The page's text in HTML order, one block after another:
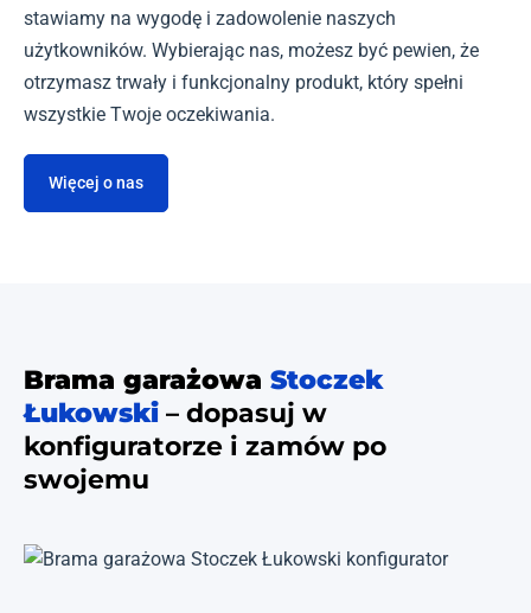
stawiamy na wygodę i zadowolenie naszych
użytkowników. Wybierając nas, możesz być pewien, że
otrzymasz trwały i funkcjonalny produkt, który spełni
wszystkie Twoje oczekiwania.
Więcej o nas
Brama garażowa Stoczek
Łukowski – dopasuj w
konfiguratorze i zamów po
swojemu